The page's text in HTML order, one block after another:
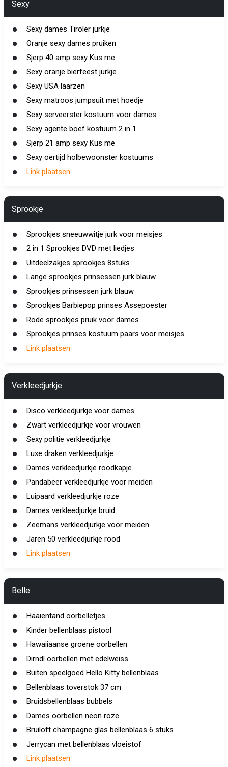
Sexy
Sexy dames Tiroler jurkje
Oranje sexy dames pruiken
Sjerp 40 amp sexy Kus me
Sexy oranje bierfeest jurkje
Sexy USA laarzen
Sexy matroos jumpsuit met hoedje
Sexy serveerster kostuum voor dames
Sexy agente boef kostuum 2 in 1
Sjerp 21 amp sexy Kus me
Sexy oertijd holbewoonster kostuums
Link plaatsen
Sprookje
Sprookjes sneeuwwitje jurk voor meisjes
2 in 1 Sprookjes DVD met liedjes
Uitdeelzakjes sprookjes 8stuks
Lange sprookjes prinsessen jurk blauw
Sprookjes prinsessen jurk blauw
Sprookjes Barbiepop prinses Assepoester
Rode sprookjes pruik voor dames
Sprookjes prinses kostuum paars voor meisjes
Link plaatsen
Verkleedjurkje
Disco verkleedjurkje voor dames
Zwart verkleedjurkje voor vrouwen
Sexy politie verkleedjurkje
Luxe draken verkleedjurkje
Dames verkleedjurkje roodkapje
Pandabeer verkleedjurkje voor meiden
Luipaard verkleedjurkje roze
Dames verkleedjurkje bruid
Zeemans verkleedjurkje voor meiden
Jaren 50 verkleedjurkje rood
Link plaatsen
Belle
Haaientand oorbelletjes
Kinder bellenblaas pistool
Hawaiiaanse groene oorbellen
Dirndl oorbellen met edelweiss
Buiten speelgoed Hello Kitty bellenblaas
Bellenblaas toverstok 37 cm
Bruidsbellenblaas bubbels
Dames oorbellen neon roze
Bruiloft champagne glas bellenblaas 6 stuks
Jerrycan met bellenblaas vloeistof
Link plaatsen